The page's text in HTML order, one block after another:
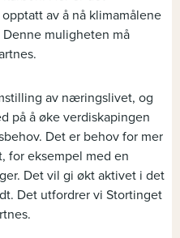
av å nå klimamålene
muligheten må
av næringslivet, og
på å øke verdiskapingen
Det er behov for mer
for eksempel med en
Det vil gi økt aktivet i det
Det utfordrer vi Stortinget